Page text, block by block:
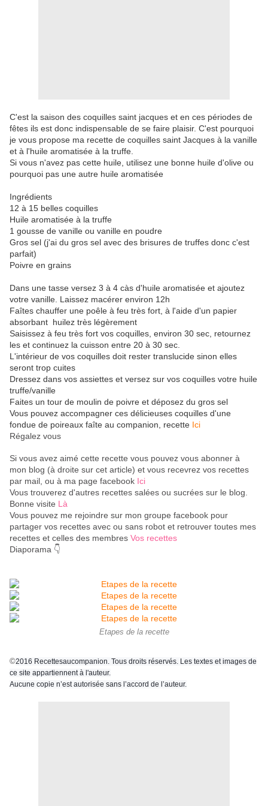
C'est la saison des coquilles saint jacques et en ces périodes de
fêtes ils est donc indispensable de se faire plaisir. C'est pourquoi
je vous propose ma recette de coquilles saint Jacques à la vanille
et à l'huile aromatisée à la truffe.
Si vous n'avez pas cette huile, utilisez une bonne huile d'olive ou
pourquoi pas une autre huile aromatisée
Ingrédients
12 à 15 belles coquilles
Huile aromatisée à la truffe
1 gousse de vanille ou vanille en poudre
Gros sel (j'ai du gros sel avec des brisures de truffes donc c'est
parfait)
Poivre en grains
Dans une tasse versez 3 à 4 càs d'huile aromatisée et ajoutez
votre vanille. Laissez macérer environ 12h
Faîtes chauffer une poêle à feu très fort, à l'aide d'un papier
absorbant huilez très légèrement
Saisissez à feu très fort vos coquilles, environ 30 sec, retournez
les et continuez la cuisson entre 20 à 30 sec.
L'intérieur de vos coquilles doit rester translucide sinon elles
seront trop cuites
Dressez dans vos assiettes et versez sur vos coquilles votre huile
truffe/vanille
Faites un tour de moulin de poivre et déposez du gros sel
Vous pouvez accompagner ces délicieuses coquilles d'une
fondue de poireaux faîte au companion, recette Ici
Régalez vous
Si vous avez aimé cette recette vous pouvez vous abonner à
mon blog (à droite sur cet article) et vous recevrez vos recettes
par mail, ou à ma page facebook Ici
Vous trouverez d'autres recettes salées ou sucrées sur le blog.
Bonne visite Là
Vous pouvez me rejoindre sur mon groupe facebook pour
partager vos recettes avec ou sans robot et retrouver toutes mes
recettes et celles des membres Vos recettes
Diaporama 👇
Etapes de la recette
©2016 Recettesaucompanion. Tous droits réservés. Les textes et images de
ce site appartiennent à l'auteur.
Aucune copie n’est autorisée sans l’accord de l’auteur.